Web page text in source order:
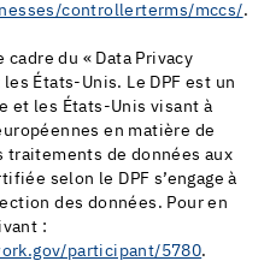
controllerterms/mccs/.
du « Data Privacy
les États-Unis. Le DPF est un
et les États-Unis visant à
en matière de
traitements de données aux
selon le DPF s’engage à
des données. Pour en
:
participant/5780.